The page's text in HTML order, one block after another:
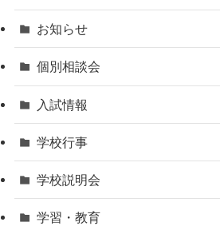
お知らせ
個別相談会
入試情報
学校行事
学校説明会
学習・教育